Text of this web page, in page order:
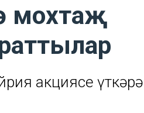
мохтаҗ
акциясе